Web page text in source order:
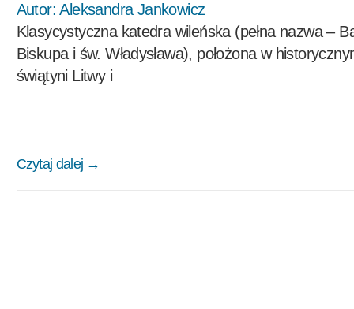
Autor: Aleksandra Jankowicz
Klasycystyczna katedra wileńska (pełna nazwa –
Biskupa i św. Władysława), położona w
świątyni Litwy i
Czytaj dalej →